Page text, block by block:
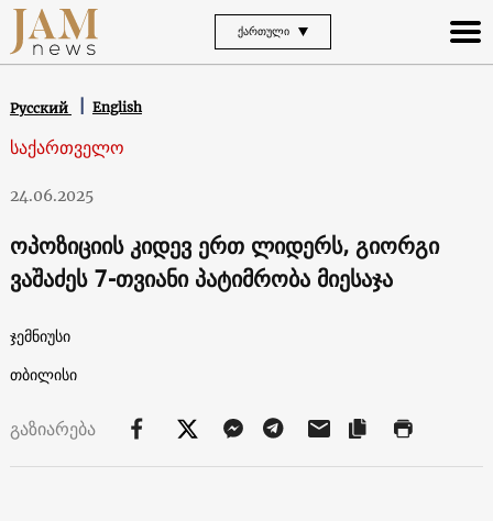
ᲥᲐᲠᲗᲣᲚᲘ
Русский English
საქართველო
24.06.2025
ოპოზიციის კიდევ ერთ ლიდერს, გიორგი
ვაშაძეს 7-თვიანი პატიმრობა მიესაჯა
ჯემნიუსი
თბილისი
გაზიარება